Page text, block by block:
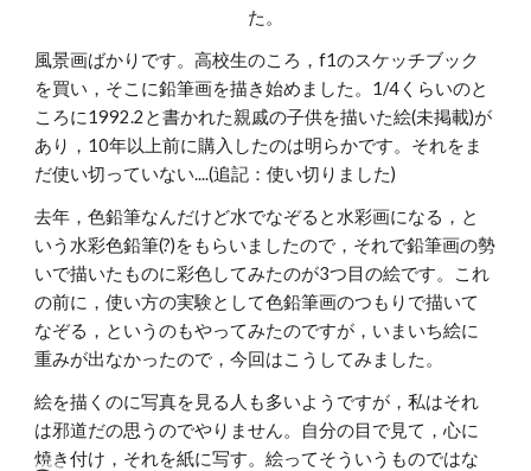
た。
風景画ばかりです。高校生のころ，f1のスケッチブック
を買い，そこに鉛筆画を描き始めました。1/4くらいのと
ころに1992.2と書かれた親戚の子供を描いた絵(未掲載)が
あり，10年以上前に購入したのは明らかです。それをま
だ使い切っていない....(追記：使い切りました)
去年，色鉛筆なんだけど水でなぞると水彩画になる，と
いう水彩色鉛筆(?)をもらいましたので，それで鉛筆画の勢
いで描いたものに彩色してみたのが3つ目の絵です。これ
の前に，使い方の実験として色鉛筆画のつもりで描いて
なぞる，というのもやってみたのですが，いまいち絵に
重みが出なかったので，今回はこうしてみました。
絵を描くのに写真を見る人も多いようですが，私はそれ
は邪道だの思うのでやりません。自分の目で見て，心に
焼き付け，それを紙に写す。絵ってそういうものではな